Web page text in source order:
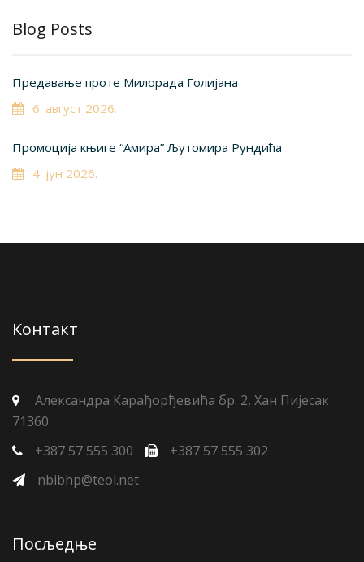
Blog Posts
Предавање проте Милорада Голијана
6. август 2026.
Промоција књиге “Амира” Љутомира Рундића
4. јун 2026.
Контакт
Александра Карађорђевића бр. 2, Хан Пијесак
71360
+387 57 555 300
+387 57 555 302
nbibhp@teol.net
Посљедње